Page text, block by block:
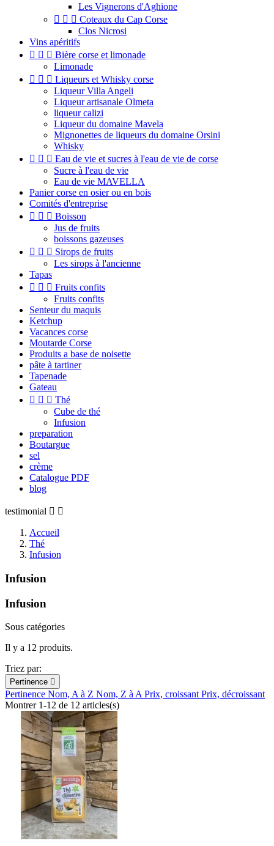
Les Vignerons d'Aghione
   Coteaux du Cap Corse
Clos Nicrosi
Vins apéritifs
   Bière corse et limonade
Limonade
   Liqueurs et Whisky corse
Liqueur Villa Angeli
Liqueur artisanale Olmeta
liqueur calizi
Liqueur du domaine Mavela
Mignonettes de liqueurs du domaine Orsini
Whisky
   Eau de vie et sucres à l'eau de vie de corse
Sucre à l'eau de vie
Eau de vie MAVELLA
Panier corse en osier ou en bois
Comités d'entreprise
   Boisson
Jus de fruits
boissons gazeuses
   Sirops de fruits
Les sirops à l'ancienne
Tapas
   Fruits confits
Fruits confits
Senteur du maquis
Ketchup
Vacances corse
Moutarde Corse
Produits a base de noisette
pâte à tartiner
Tapenade
Gateau
   Thé
Cube de thé
Infusion
preparation
Boutargue
sel
crème
Catalogue PDF
blog
testimonial  
Accueil
Thé
Infusion
Infusion
Infusion
Sous catégories
Il y a 12 produits.
Triez par:
Pertinence 
Pertinence Nom, A à Z Nom, Z à A Prix, croissant Prix, décroissant
Montrer 1-12 de 12 articles(s)